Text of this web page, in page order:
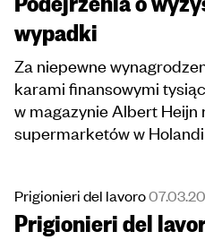
wypadki
Za niepewne
karami finansowymi
w magazynie Albert Heijn
supermarketów w
Prigionieri del lavoro
Prigionieri del